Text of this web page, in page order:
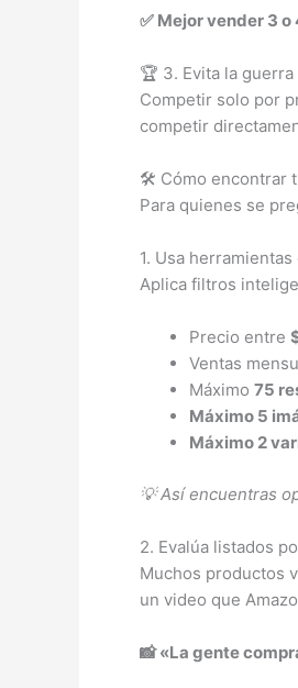
✅ Mejor vender 3
🏆 3. Evita la
Competir solo por
competir
🛠️ Cómo encontrar
Para quienes se
1. Usa
Aplica filtros
Precio entre
Ventas
Máximo 75
Máximo 5
Máximo 2
💡 Así encuentras
2. Evalúa listados
Muchos productos
un video que
📸 «La gente